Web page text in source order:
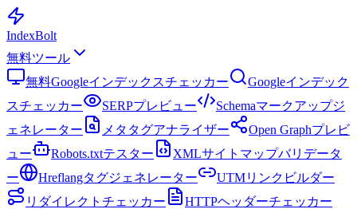
IndexBolt
無料ツール
無料Googleインデックスチェッカー
Googleインデック
スチェッカー
SERPプレビュー
Schemaマークアップジ
ェネレーター
メタタグアナライザー
Open Graphプレビ
ュー
Robots.txtテスター
XMLサイトマップバリデータ
ー
Hreflangタグジェネレーター
UTMリンクビルダー
リダイレクトチェッカー
HTTPヘッダーチェッカー